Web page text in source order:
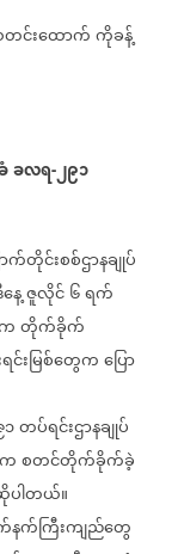
င်းထောက်ကိုခန့်
ခလရ-၂၉၁
က်တိုင်းစစ်ဌာနချုပ်
ေ့ဇူလိုင်၆ရက်
တိုက်ခိုက်
င်းမြစ်တွေကပြော
တပ်ရင်းဌာနချုပ်
စတင်တိုက်ခိုက်ခဲ့
ါတယ်။
က်ကြီးကျည်တွေ